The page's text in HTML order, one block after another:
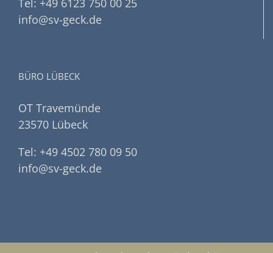
Tel: +49 6123 750 00 25
info@sv-geck.de
BÜRO LÜBECK
OT Travemünde
23570 Lübeck
Tel: +49 4502 780 09 50
info@sv-geck.de